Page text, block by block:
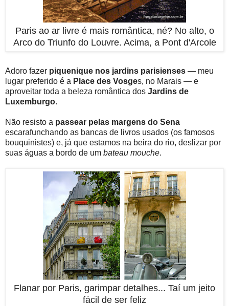
Paris ao ar livre é mais romântica, né? No alto, o
Arco do Triunfo do Louvre. Acima, a Pont d'Arcole
Adoro fazer piquenique nos jardins parisienses — meu
lugar preferido é a Place des Vosges, no Marais — e
aproveitar toda a beleza romântica dos Jardins de
Luxemburgo.
Não resisto a passear pelas margens do Sena
escarafunchando as bancas de livros usados (os famosos
bouquinistes) e, já que estamos na beira do rio, deslizar por
suas águas a bordo de um bateau mouche.
Flanar por Paris, garimpar detalhes... Taí um jeito
fácil de ser feliz